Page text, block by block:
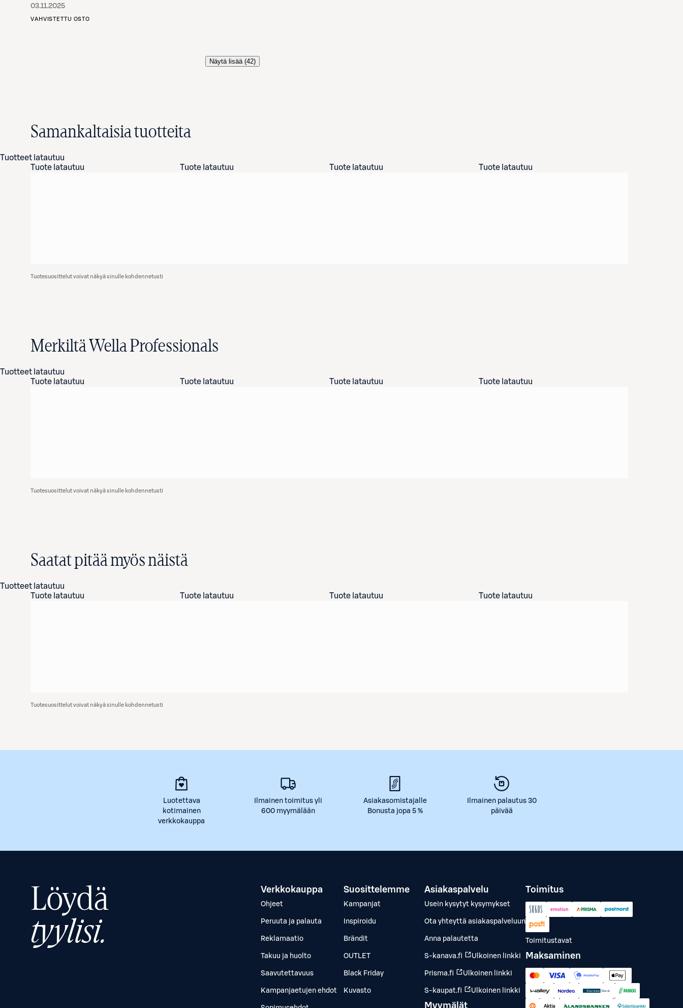
03.11.2025
VAHVISTETTU OSTO
Näytä lisää (42)
Samankaltaisia tuotteita
Tuotteet latautuu
Tuote latautuu
Tuote latautuu Tuote latautuu Tuote latautuu
Tuotesuosittelut voivat näkyä sinulle kohdennetusti
Merkiltä Wella Professionals
Tuotteet latautuu
Tuote latautuu
Tuote latautuu Tuote latautuu Tuote latautuu
Tuotesuosittelut voivat näkyä sinulle kohdennetusti
Saatat pitää myös näistä
Tuotteet latautuu
Tuote latautuu
Tuote latautuu Tuote latautuu Tuote latautuu
Tuotesuosittelut voivat näkyä sinulle kohdennetusti
Luotettava
kotimainen
verkkokauppa
Ilmainen toimitus yli
600 myymälään
Asiakasomistajalle
Bonusta jopa 5 %
Ilmainen palautus 30
päivää
Löydä
tyylisi.
Verkkokauppa
Ohjeet
Peruuta ja palauta
Reklamaatio
Takuu ja huolto
Saavutettavuus
Kampanjaetujen ehdot
Suosittelemme
Kampanjat
Inspiroidu
Brändit
OUTLET
Black Friday
Kuvasto
Asiakaspalvelu
Usein kysytyt kysymykset
Ota yhteyttä asiakaspalveluun
Anna palautetta
S-kanava.fi Ulkoinen linkki
Prisma.fi Ulkoinen linkki
S-kaupat.fi Ulkoinen linkki
Myymälät
Toimitus
Toimitustavat
Maksaminen